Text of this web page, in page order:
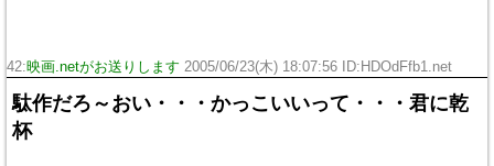
42:映画.netがお送りします 2005/06/23(木) 18:07:56 ID:HDOdFfb1.net
駄作だろ～おい・・・かっこいいって・・・君に乾
杯